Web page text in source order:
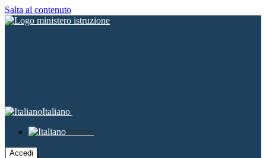
Salta al contenuto
Italiano
Italiano
Accedi